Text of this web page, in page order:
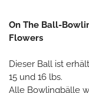
On The Ball-
Flowers
Dieser Ball ist
15 und 16 lbs.
Alle Bowlingbälle